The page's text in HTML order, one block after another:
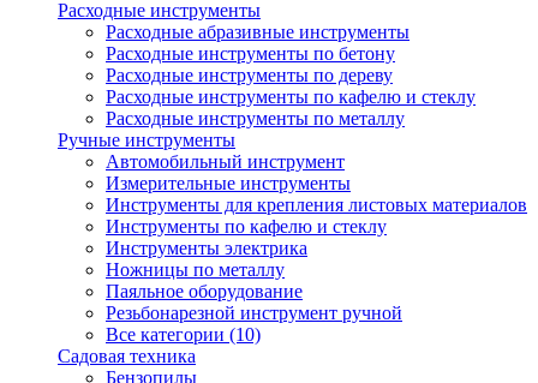
Расходные инструменты
Расходные абразивные инструменты
Расходные инструменты по бетону
Расходные инструменты по дереву
Расходные инструменты по кафелю и стеклу
Расходные инструменты по металлу
Ручные инструменты
Автомобильный инструмент
Измерительные инструменты
Инструменты для крепления листовых материалов
Инструменты по кафелю и стеклу
Инструменты электрика
Ножницы по металлу
Паяльное оборудование
Резьбонарезной инструмент ручной
Все категории (10)
Садовая техника
Бензопилы